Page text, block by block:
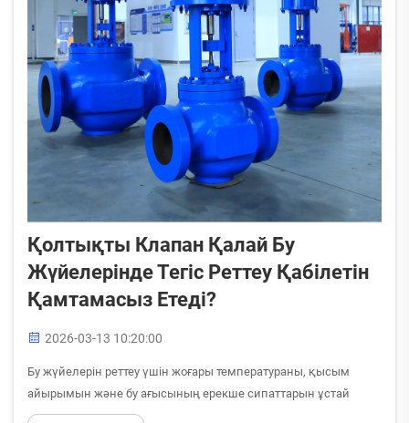
Қолтықты Клапан Қалай Бу
Жүйелерінде Тегіс Реттеу Қабілетін
Қамтамасыз Етеді?
2026-03-13 10:20:00
Бу жүйелерін реттеу үшін жоғары температураны, қысым
айырымын және бу ағысының ерекше сипаттарын ұстай
алатын дәл басқару механизмдері қажет. Сорғыш клапан —